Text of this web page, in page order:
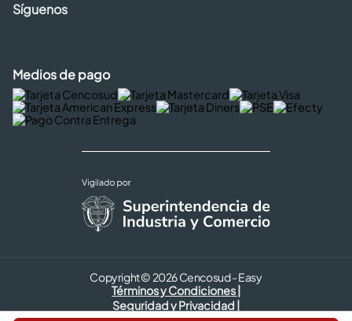
Síguenos
Medios de pago
Copyright © 2026 Cencosud - Easy
Términos y Condiciones |
Seguridad y Privacidad |